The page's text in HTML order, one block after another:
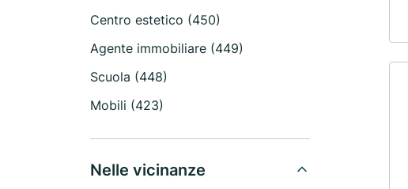
Centro estetico (450)
Agente immobiliare (449)
Scuola (448)
Mobili (423)
Nelle vicinanze